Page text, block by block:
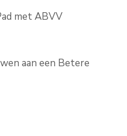
met ABVV
aan een Betere